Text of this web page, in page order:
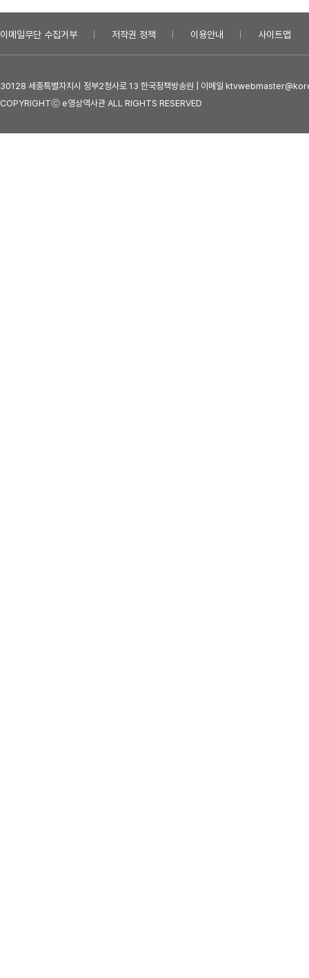
이메일무단 수집거부 저작권 정책 이용안내 사이트맵
30128 세종특별자치시 정부2청사로 13 한국정책방송원 | 이메일
COPYRIGHTⓒ e영상역사관 ALL RIGHTS RESERVED